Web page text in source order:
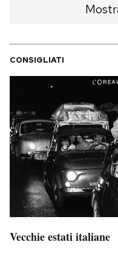
CONSIGLIATI
Vecchie estati italiane